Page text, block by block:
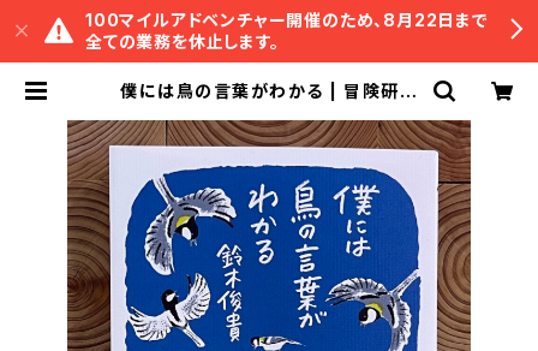
100マイルアドベンチャー開催のため、8月22日まで
全ての業務を休止します。
僕には鳥の言葉がわかる | 冒険研究